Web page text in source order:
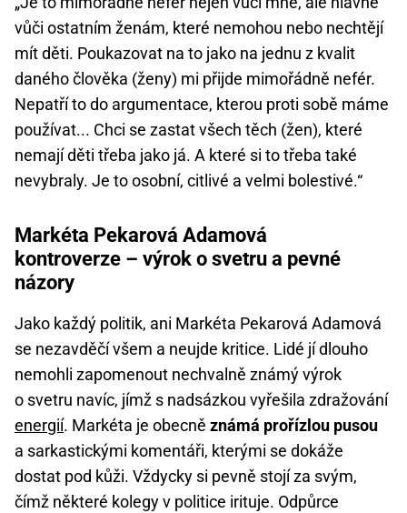
vůči ostatním ženám, které nemohou nebo nechtějí
mít děti. Poukazovat na to jako na jednu z kvalit
daného člověka (ženy) mi přijde mimořádně nefér.
Nepatří to do argumentace, kterou proti sobě máme
používat... Chci se zastat všech těch (žen), které
nemají děti třeba jako já. A které si to třeba také
nevybraly. Je to osobní, citlivé a velmi bolestivé.“
Markéta Pekarová Adamová
kontroverze – výrok o svetru a pevné
názory
Jako každý politik, ani Markéta Pekarová Adamová
se nezavděčí všem a neujde kritice. Lidé jí dlouho
nemohli zapomenout nechvalně známý výrok
o svetru navíc, jímž s nadsázkou vyřešila zdražování
energií. Markéta je obecně známá prořízlou pusou
a sarkastickými komentáři, kterými se dokáže
dostat pod kůži. Vždycky si pevně stojí za svým,
čímž některé kolegy v politice irituje. Odpůrce